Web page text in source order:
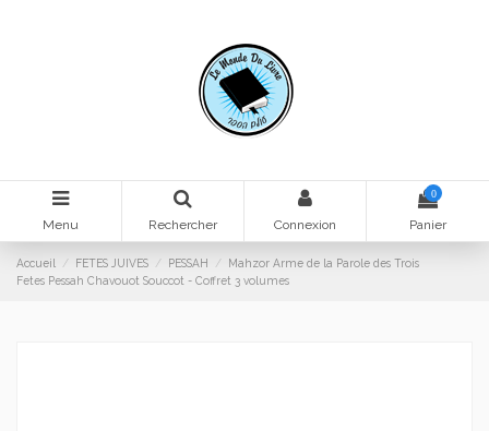
Menu Rechercher Connexion
0
Panier
Accueil FETES JUIVES PESSAH
Mahzor Arme de la Parole des Trois
Fetes Pessah Chavouot Souccot - Coffret 3 volumes